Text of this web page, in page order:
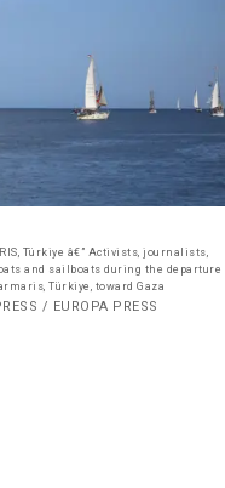
Türkiye â€” Activists, journalists,
and sailboats during the departure
Türkiye, toward Gaza
/ EUROPA PRESS